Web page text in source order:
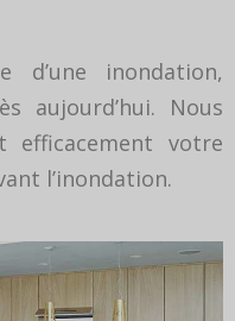
inondation,
aujourd’hui. Nous
efficacement votre
l’inondation.